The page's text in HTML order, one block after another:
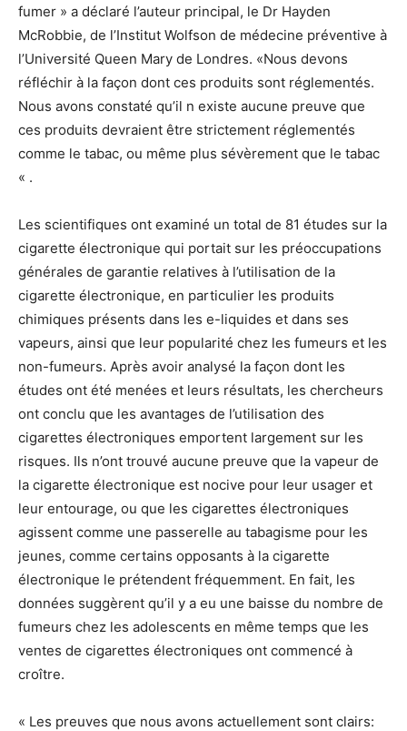
fumer » a déclaré l’auteur principal, le Dr Hayden
McRobbie, de l’Institut Wolfson de médecine préventive à
l’Université Queen Mary de Londres. «Nous devons
réfléchir à la façon dont ces produits sont réglementés.
Nous avons constaté qu’il n existe aucune preuve que
ces produits devraient être strictement réglementés
comme le tabac, ou même plus sévèrement que le tabac
« .
Les scientifiques ont examiné un total de 81 études sur la
cigarette électronique qui portait sur les préoccupations
générales de garantie relatives à l’utilisation de la
cigarette électronique, en particulier les produits
chimiques présents dans les e-liquides et dans ses
vapeurs, ainsi que leur popularité chez les fumeurs et les
non-fumeurs. Après avoir analysé la façon dont les
études ont été menées et leurs résultats, les chercheurs
ont conclu que les avantages de l’utilisation des
cigarettes électroniques emportent largement sur les
risques. Ils n’ont trouvé aucune preuve que la vapeur de
la cigarette électronique est nocive pour leur usager et
leur entourage, ou que les cigarettes électroniques
agissent comme une passerelle au tabagisme pour les
jeunes, comme certains opposants à la cigarette
électronique le prétendent fréquemment. En fait, les
données suggèrent qu’il y a eu une baisse du nombre de
fumeurs chez les adolescents en même temps que les
ventes de cigarettes électroniques ont commencé à
croître.
« Les preuves que nous avons actuellement sont clairs: